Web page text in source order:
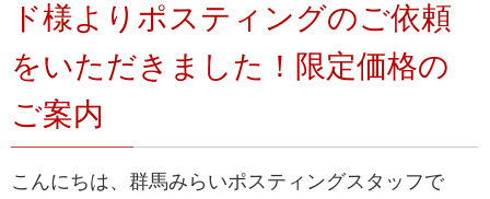
ド様よりポスティングのご依頼
をいただきました！限定価格の
ご案内
こんにちは、群馬みらいポスティングスタッフで